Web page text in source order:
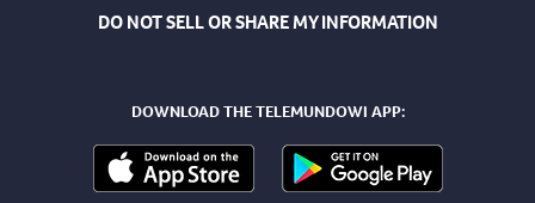
DO NOT SELL OR SHARE MY INFORMATION
DOWNLOAD THE TELEMUNDOWI APP: